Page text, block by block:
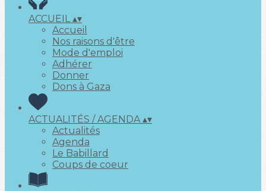
ACCUEIL▴▾
Accueil
Nos raisons d'être
Mode d'emploi
Adhérer
Donner
Dons à Gaza
ACTUALITÉS / AGENDA▴▾
Actualités
Agenda
Le Babillard
Coups de coeur